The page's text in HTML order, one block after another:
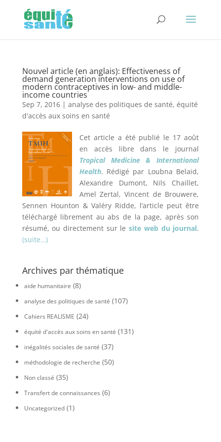
Nouvel article (en anglais): Effectiveness of
demand generation interventions on use of
modern contraceptives in low- and middle-
income countries
Sep 7, 2016| analyse des politiques de santé, équité
d'accès aux soins en santé
Cet article a été publié le 17 août
en accès libre dans le journal
Tropical Medicine & International
Health. Rédigé par Loubna Belaid,
Alexandre Dumont, Nils Chaillet,
Amel Zertal, Vincent de Brouwere,
Sennen Hounton & Valéry Ridde, l’article peut être
téléchargé librement au abs de la page, après son
résumé, ou directement sur lesite web du journal.
(suite…)
Archives par thématique
aide humanitaire (8)
analyse des politiques de santé (107)
Cahiers REALISME (24)
équité d'accès aux soins en santé (131)
inégalités sociales de santé (37)
méthodologie de recherche (50)
Non classé (35)
Transfert de connaissances (6)
Uncategorized(1)